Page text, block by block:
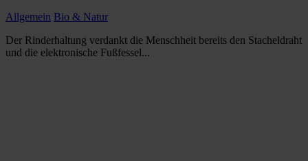
Allgemein Bio & Natur
Der Rinderhaltung verdankt die Menschheit bereits den Stacheldraht
und die elektronische Fußfessel...